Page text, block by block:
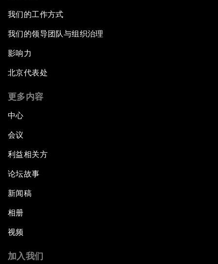
我们的工作方式
我们的领导团队与组织治理
影响力
北京代表处
更多内容
中心
会议
利益相关方
论坛故事
新闻稿
相册
视频
加入我们